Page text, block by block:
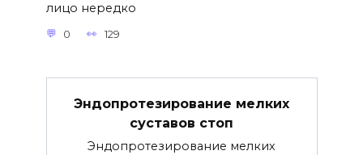
лицо нередко
0 129
Эндопротезирование мелких
суставов стоп
Эндопротезирование мелких